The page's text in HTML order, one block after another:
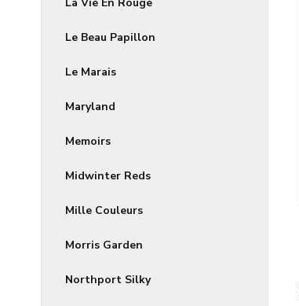
Le Beau Papillon
Le Marais
Maryland
Memoirs
Midwinter Reds
Mille Couleurs
Morris Garden
Northport Silky